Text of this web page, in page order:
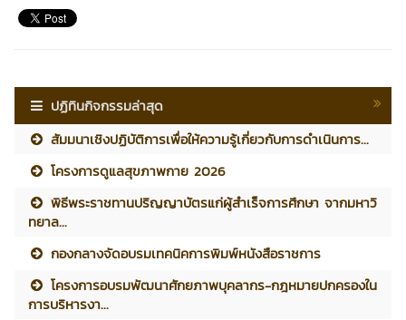
ปฏิทินกิจกรรมล่าสุด
สัมมนาเชิงปฏิบัติการเพื่อให้ความรู้เกี่ยวกับการดำเนินการ...
โครงการดูแลสุขภาพกาย 2026
พิธีพระราชทานปริญญาบัตรแก่ผู้สำเร็จการศึกษา จากมหาวิ
ทยาล...
กองกลางจัดอบรมเทคนิคการพิมพ์หนังสือราชการ
โครงการอบรมพัฒนาศักยภาพบุคลากร-กฎหมายปกครองใน
การบริหารงา...